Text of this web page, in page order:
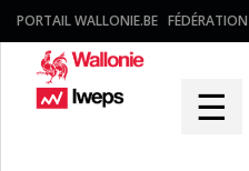
PORTAIL WALLONIE.BE
☰